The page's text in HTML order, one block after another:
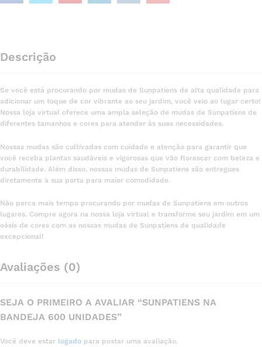
Descrição
Se você está procurando por mudas de Sunpatiens de alta qualidade para
adicionar um toque de cor vibrante ao seu jardim, você veio ao lugar certo!
Nossa loja virtual oferece uma ampla seleção de mudas de Sunpatiens de
diferentes tamanhos e cores para atender às suas necessidades.
Nossas mudas são cultivadas com cuidado e atenção para garantir que
você receba plantas saudáveis e vigorosas que vão florescer com beleza e
durabilidade. Além disso, nossas mudas de Sunpatiens são entregues
diretamente à sua porta para maior comodidade.
Não perca mais tempo procurando por mudas de Sunpatiens em outros
lugares. Compre agora na nossa loja virtual e transforme seu jardim em um
oásis de cores com as nossas mudas de Sunpatiens de qualidade
excepcional!
Avaliações (0)
SEJA O PRIMEIRO A AVALIAR “SUNPATIENS NA
BANDEJA 600 UNIDADES”
Você deve estar logado para postar uma avaliação.